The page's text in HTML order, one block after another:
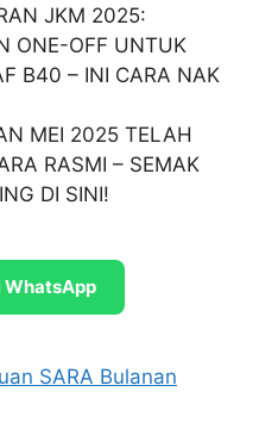
JKM 2025:
ONE-OFF UNTUK
B40 – INI CARA NAK
MEI 2025 TELAH
RASMI – SEMAK
DI SINI!
WhatsApp
SARA Bulanan